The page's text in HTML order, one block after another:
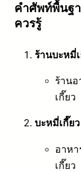
คําศัพท์พื้นฐ
ควรรู้
ร้านบะหมี่
ร้านอ
เกี๊ยว
บะหมี่เกี๊ย
อาห
เกี๊ยว